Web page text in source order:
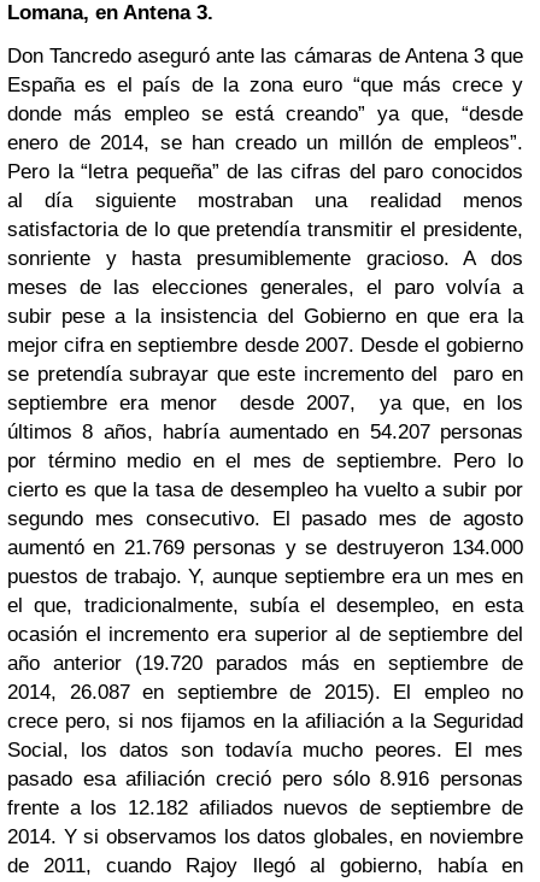
Lomana, en Antena 3.
Don Tancredo aseguró ante las cámaras de Antena 3 que
España es el país de la zona euro “que más crece y
donde más empleo se está creando” ya que, “desde
enero de 2014, se han creado un millón de empleos”.
Pero la “letra pequeña” de las cifras del paro conocidos
al día siguiente mostraban una realidad menos
satisfactoria de lo que pretendía transmitir el presidente,
sonriente y hasta presumiblemente gracioso. A dos
meses de las elecciones generales, el paro volvía a
subir pese a la insistencia del Gobierno en que era la
mejor cifra en septiembre desde 2007. Desde el gobierno
se pretendía subrayar que este incremento del paro en
septiembre era menor desde 2007, ya que, en los
últimos 8 años, habría aumentado en 54.207 personas
por término medio en el mes de septiembre. Pero lo
cierto es que la tasa de desempleo ha vuelto a subir por
segundo mes consecutivo. El pasado mes de agosto
aumentó en 21.769 personas y se destruyeron 134.000
puestos de trabajo. Y, aunque septiembre era un mes en
el que, tradicionalmente, subía el desempleo, en esta
ocasión el incremento era superior al de septiembre del
año anterior (19.720 parados más en septiembre de
2014, 26.087 en septiembre de 2015). El empleo no
crece pero, si nos fijamos en la afiliación a la Seguridad
Social, los datos son todavía mucho peores. El mes
pasado esa afiliación creció pero sólo 8.916 personas
frente a los 12.182 afiliados nuevos de septiembre de
2014. Y si observamos los datos globales, en noviembre
de 2011, cuando Rajoy llegó al gobierno, había en